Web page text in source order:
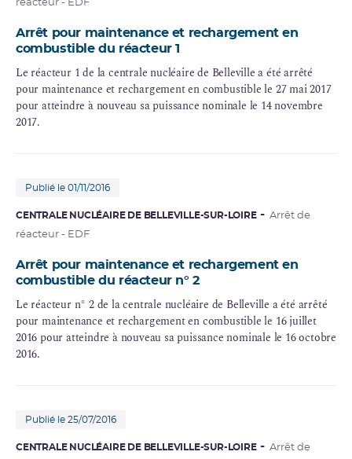
réacteur - EDF
Arrêt pour maintenance et rechargement en
combustible du réacteur 1
Le réacteur 1 de la centrale nucléaire de Belleville a été arrêté
pour maintenance et rechargement en combustible le 27 mai 2017
pour atteindre à nouveau sa puissance nominale le 14 novembre
2017.
Publié le 01/11/2016
CENTRALE NUCLÉAIRE DE BELLEVILLE-SUR-LOIRE
Arrêt de
réacteur - EDF
Arrêt pour maintenance et rechargement en
combustible du réacteur n° 2
Le réacteur n° 2 de la centrale nucléaire de Belleville a été arrêté
pour maintenance et rechargement en combustible le 16 juillet
2016 pour atteindre à nouveau sa puissance nominale le 16 octobre
2016.
Publié le 25/07/2016
CENTRALE NUCLÉAIRE DE BELLEVILLE-SUR-LOIRE Arrêt de